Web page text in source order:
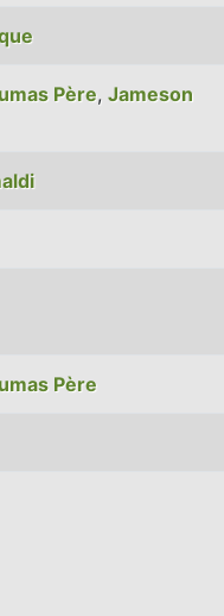
Père, Jameson
Père